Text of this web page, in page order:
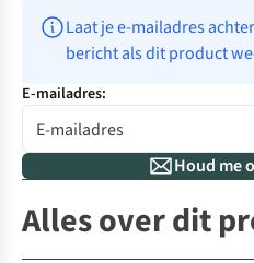
Laat je e-mailadres
bericht als dit product
E-mailadres:
Houd me
Alles over dit